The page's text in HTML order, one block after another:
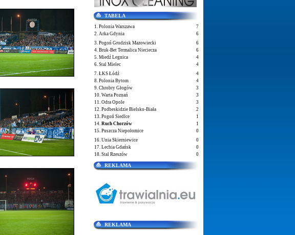
TABELA
1. Polonia Warszawa
7
2. Arka Gdynia
6
3. Pogoń Grodzisk Mazowiecki
6
4. Bruk-Bet Termalica Nieciecza
6
5. Miedź Legnica
4
6. Stal Mielec
4
7. ŁKS Łódź
4
8. Polonia Bytom
4
9. Chrobry Głogów
3
10. Warta Poznań
3
11. Odra Opole
3
12. Podbeskidzie Bielsko-Biała
2
13. Pogoń Siedlce
1
14. Ruch Chorzów
1
15. Puszcza Niepołomice
0
16. Unia Skierniewice
0
17. Lechia Gdańsk
0
18. Stal Rzeszów
0
REKLAMA
REKLAMA